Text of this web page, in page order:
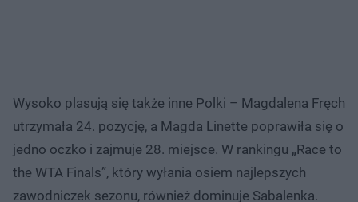
Wysoko plasują się także inne Polki – Magdalena Fręch
utrzymała 24. pozycję, a Magda Linette poprawiła się o
jedno oczko i zajmuje 28. miejsce. W rankingu „Race to
the WTA Finals”, który wyłania osiem najlepszych
zawodniczek sezonu, również dominuje Sabalenka.